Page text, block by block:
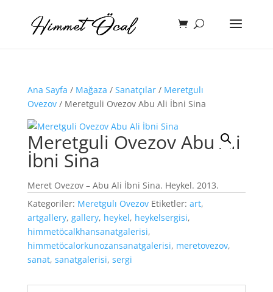
Ana Sayfa / Mağaza / Sanatçılar/ Meretgulı
Ovezov/ Meretguli Ovezov Abu Ali İbni Sina
Meretguli Ovezov Abu Ali
İbni Sina
Meret Ovezov – Abu Ali İbni Sina. Heykel. 2013.
Kategoriler: Meretgulı Ovezov Etiketler: art,
artgallery, gallery, heykel, heykelsergisi,
himmetöcalkhansanatgalerisi,
himmetöcalorkunozansanatgalerisi, meretovezov,
sanat, sanatgalerisi, sergi